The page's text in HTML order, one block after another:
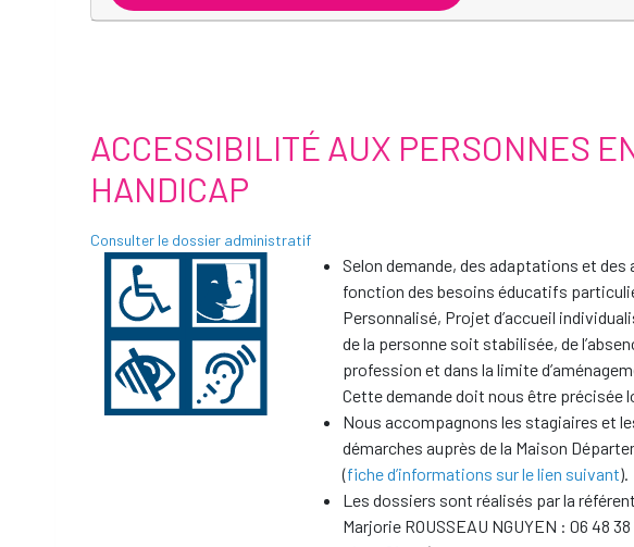
ACCESSIBILITÉ AUX PERSONNES
HANDICAP
Consulter le dossier administratif
Selon demande, des adaptations et
fonction des besoins éducatifs
Personnalisé, Projet d’accueil
de la personne soit stabilisée, de
profession et dans la limite
Cette demande doit nous être précisée
Nous accompagnons les stagiaires et
démarches auprès de la Maison
(fiche d’informations sur le lien suivant).
Les dossiers sont réalisés par la
Marjorie ROUSSEAU NGUYEN : 06 48 38